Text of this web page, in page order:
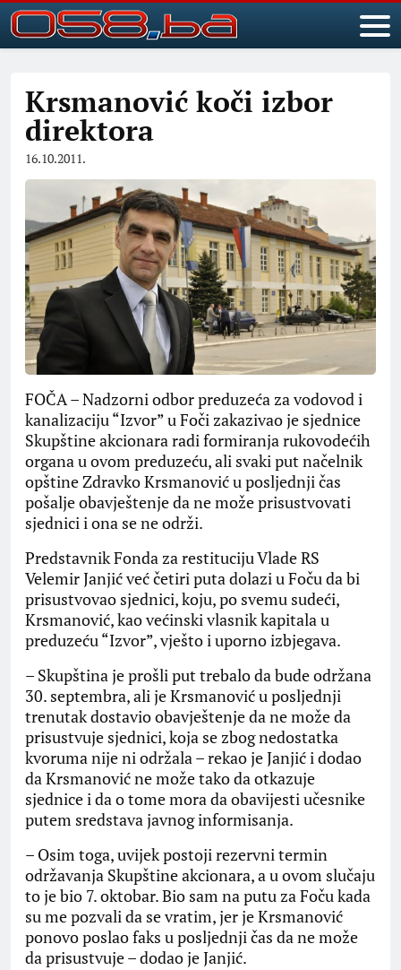
Krsmanović koči izbor
direktora
16.10.2011.
FOČA – Nadzorni odbor preduzeća za vodovod i
kanalizaciju “Izvor” u Foči zakazivao je sjednice
Skupštine akcionara radi formiranja rukovodećih
organa u ovom preduzeću, ali svaki put načelnik
opštine Zdravko Krsmanović u posljednji čas
pošalje obavještenje da ne može prisustvovati
sjednici i ona se ne održi.
Predstavnik Fonda za restituciju Vlade RS
Velemir Janjić već četiri puta dolazi u Foču da bi
prisustvovao sjednici, koju, po svemu sudeći,
Krsmanović, kao većinski vlasnik kapitala u
preduzeću “Izvor”, vješto i uporno izbjegava.
– Skupština je prošli put trebalo da bude održana
30. septembra, ali je Krsmanović u posljednji
trenutak dostavio obavještenje da ne može da
prisustvuje sjednici, koja se zbog nedostatka
kvoruma nije ni održala – rekao je Janjić i dodao
da Krsmanović ne može tako da otkazuje
sjednice i da o tome mora da obavijesti učesnike
putem sredstava javnog informisanja.
– Osim toga, uvijek postoji rezervni termin
održavanja Skupštine akcionara, a u ovom slučaju
to je bio 7. oktobar. Bio sam na putu za Foču kada
su me pozvali da se vratim, jer je Krsmanović
ponovo poslao faks u posljednji čas da ne može
da prisustvuje – dodao je Janjić.